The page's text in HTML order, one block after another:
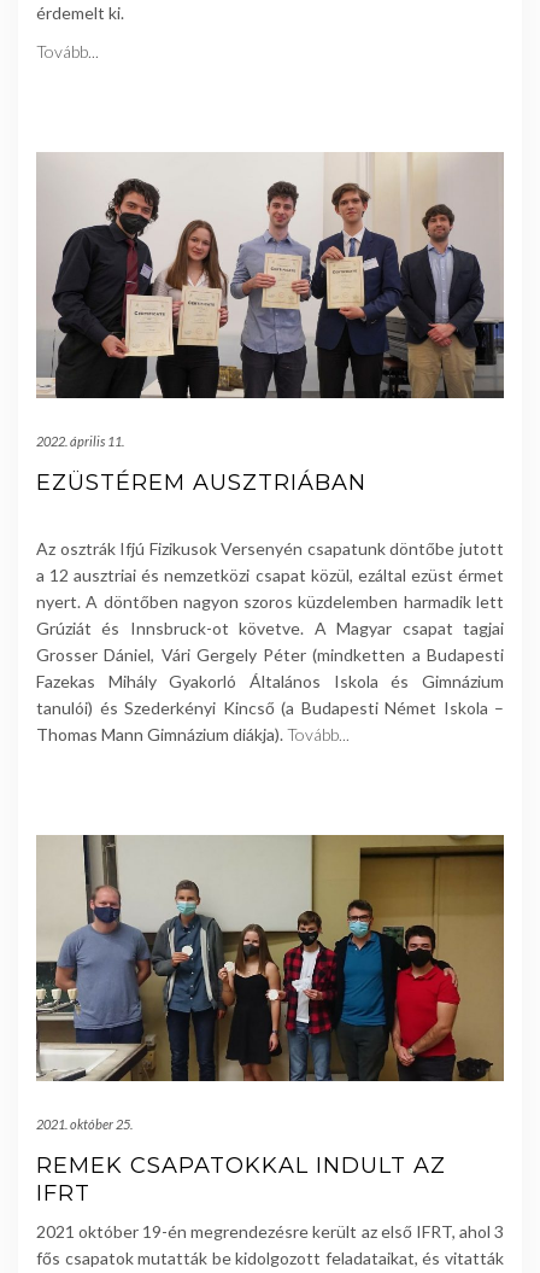
érdemelt ki.
Tovább...
2022. április 11.
EZÜSTÉREM AUSZTRIÁBAN
Az osztrák Ifjú Fizikusok Versenyén csapatunk döntőbe jutott
a 12 ausztriai és nemzetközi csapat közül, ezáltal ezüst érmet
nyert. A döntőben nagyon szoros küzdelemben harmadik lett
Grúziát és Innsbruck-ot követve. A Magyar csapat tagjai
Grosser Dániel, Vári Gergely Péter (mindketten a Budapesti
Fazekas Mihály Gyakorló Általános Iskola és Gimnázium
tanulói) és Szederkényi Kincső (a Budapesti Német Iskola –
Thomas Mann Gimnázium diákja).Tovább...
2021. október 25.
REMEK CSAPATOKKAL INDULT AZ
IFRT
2021 október 19-én megrendezésre került az első IFRT, ahol 3
fős csapatok mutatták be kidolgozott feladataikat, és vitatták